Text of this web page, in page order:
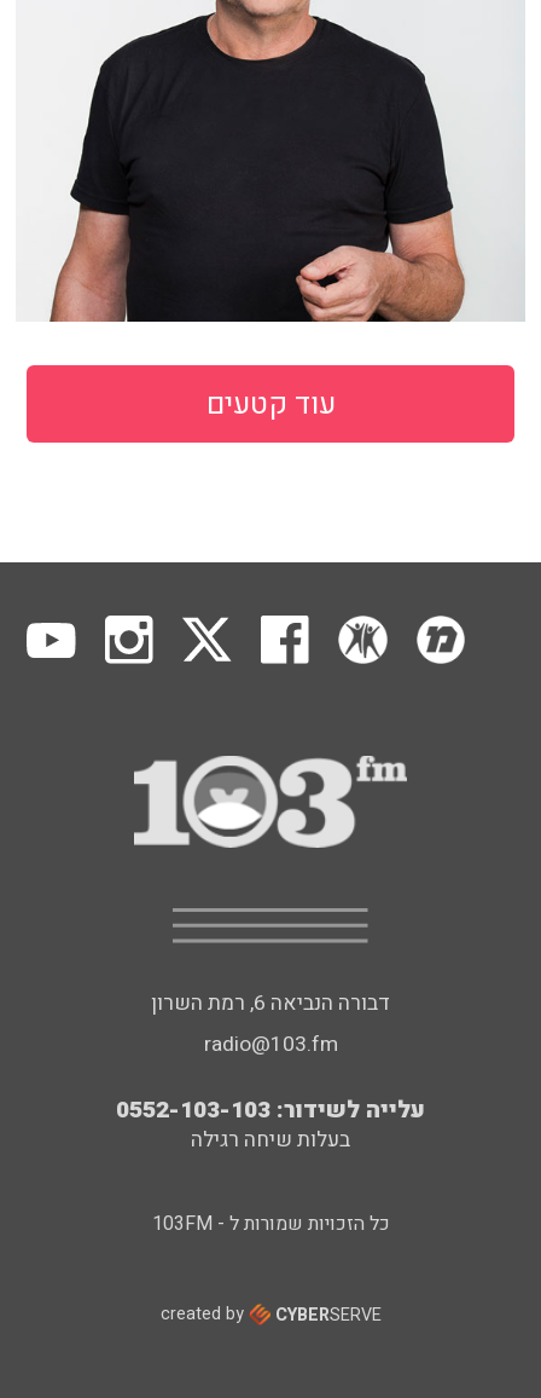
עוד קטעים
דבורה הנביאה 6, רמת השרון
radio@103.fm
עלייה לשידור: 0552-103-103
בעלות שיחה רגילה
כל הזכויות שמורות ל - 103FM
created by CYBERSERVE